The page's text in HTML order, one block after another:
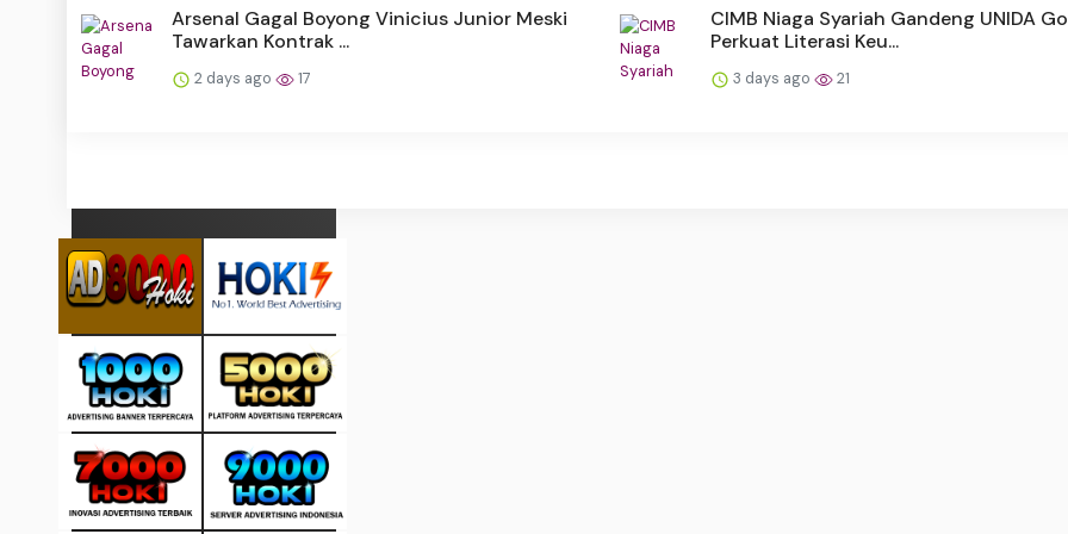
Arsenal Gagal Boyong Vinicius Junior Meski
Tawarkan Kontrak ...
2 days ago 17
CIMB Niaga Syariah Gandeng UNIDA
Perkuat Literasi Keu...
3 days ago 21